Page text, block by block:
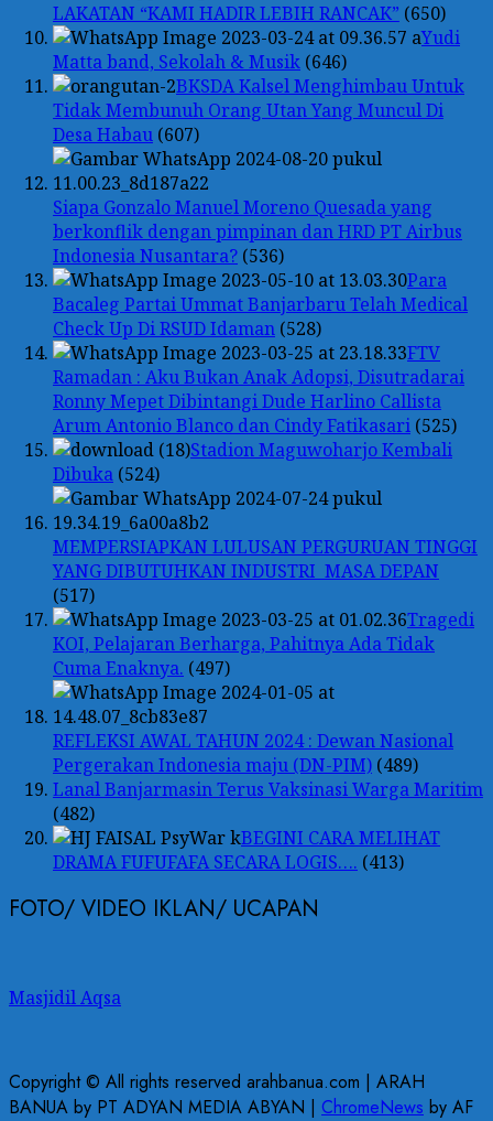
LAKATAN “KAMI HADIR LEBIH RANCAK” (650)
Yudi
Matta band, Sekolah & Musik (646)
BKSDA Kalsel Menghimbau Untuk
Tidak Membunuh Orang Utan Yang Muncul Di
Desa Habau (607)
Siapa Gonzalo Manuel Moreno Quesada yang
berkonflik dengan pimpinan dan HRD PT Airbus
Indonesia Nusantara? (536)
Para
Bacaleg Partai Ummat Banjarbaru Telah Medical
Check Up Di RSUD Idaman (528)
FTV
Ramadan : Aku Bukan Anak Adopsi, Disutradarai
Ronny Mepet Dibintangi Dude Harlino Callista
Arum Antonio Blanco dan Cindy Fatikasari (525)
Stadion Maguwoharjo Kembali
Dibuka (524)
MEMPERSIAPKAN LULUSAN PERGURUAN TINGGI
YANG DIBUTUHKAN INDUSTRI MASA DEPAN
(517)
Tragedi
KOI, Pelajaran Berharga, Pahitnya Ada Tidak
Cuma Enaknya. (497)
REFLEKSI AWAL TAHUN 2024 : Dewan Nasional
Pergerakan Indonesia maju (DN-PIM) (489)
Lanal Banjarmasin Terus Vaksinasi Warga Maritim
(482)
BEGINI CARA MELIHAT
DRAMA FUFUFAFA SECARA LOGIS…. (413)
FOTO/ VIDEO IKLAN/ UCAPAN
Masjidil Aqsa
Copyright © All rights reserved arahbanua.com | ARAH
BANUA by PT ADYAN MEDIA ABYAN | ChromeNews by AF